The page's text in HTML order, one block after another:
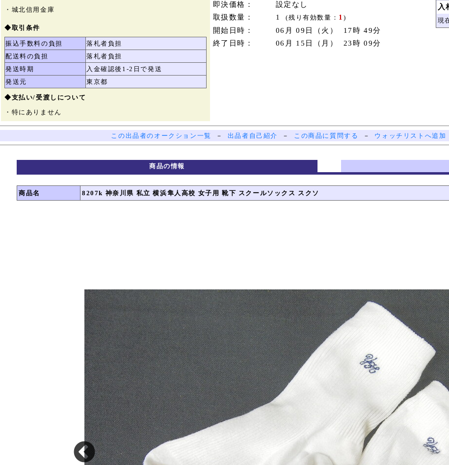
即決価格：
設定なし
取扱数量：
1(残り有効数量： 1 )
開始日時：
06月 09日（火） 17時 49分
終了日時：
06月 15日（月） 23時 09分
現
・城北信用金庫
◆取引条件
振込手数料の負担
落札者負担
配送料の負担
落札者負担
発送時期
入金確認後1-2日で発送
発送元
東京都
◆支払い/受渡しについて
・特にありません
この出品者のオークション一覧 － 出品者自己紹介 － この商品に質問する － ウォッチリストへ追加
商品の情報
商品名 8207k 神奈川県 私立 横浜隼人高校 女子用 靴下 スクールソックス スクソ